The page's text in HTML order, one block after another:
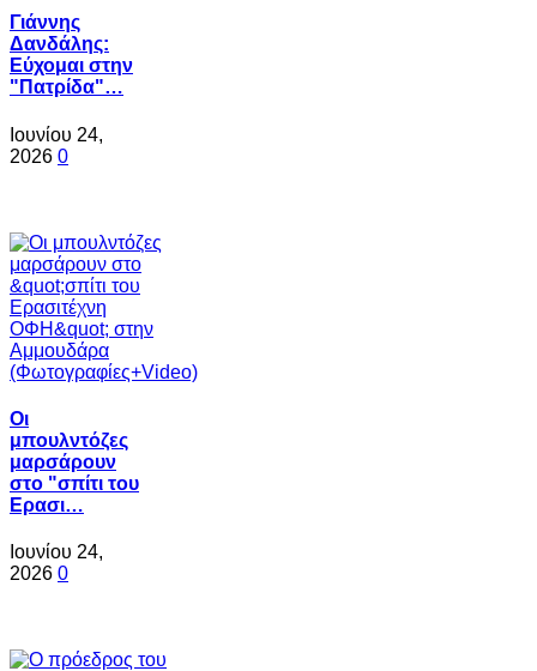
Γιάννης
Δανδάλης:
Εύχομαι στην
"Πατρίδα"…
Ιουνίου 24,
2026 0
Oι
μπουλντόζες
μαρσάρουν
στο "σπίτι του
Ερασι…
Ιουνίου 24,
2026 0